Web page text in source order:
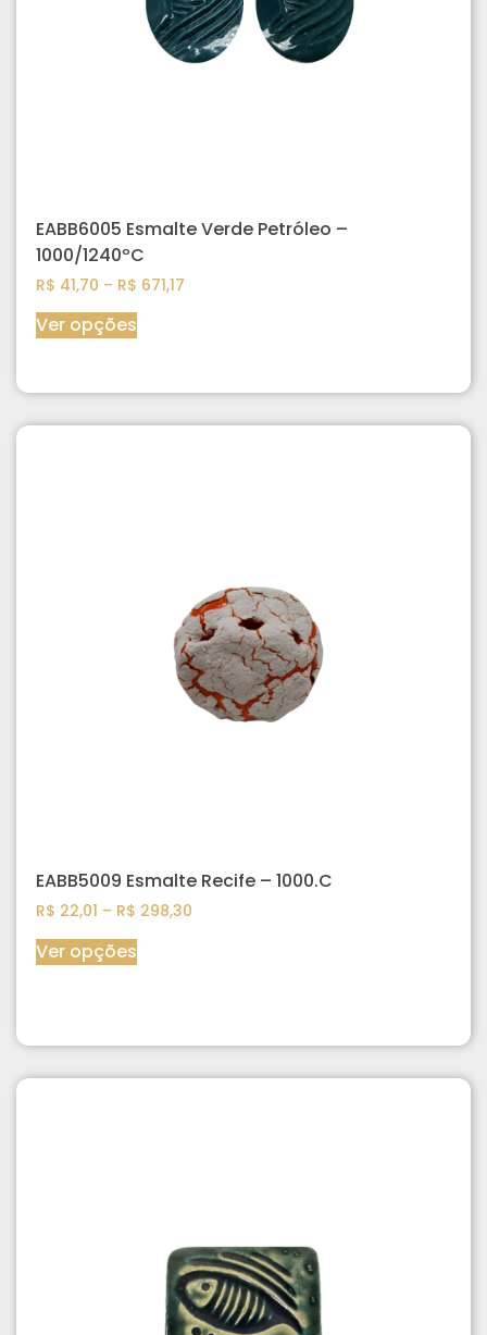
EABB6005 Esmalte Verde Petróleo –
1000/1240ºC
R$ 41,70 – R$ 671,17
Ver opções
EABB5009 Esmalte Recife – 1000.C
R$ 22,01 – R$ 298,30
Ver opções